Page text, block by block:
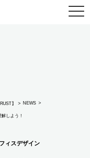
】
NEWS
しよう！
ィスデザイン